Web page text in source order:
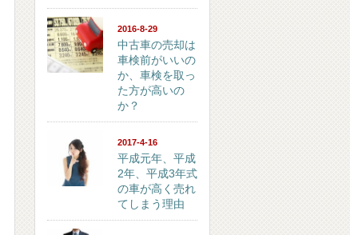
2016-8-29
中古車の売却は
車検前がいいの
か、車検を取っ
た方が高いの
か？
2017-4-16
平成元年、平成
2年、平成3年式
の車が高く売れ
てしまう理由